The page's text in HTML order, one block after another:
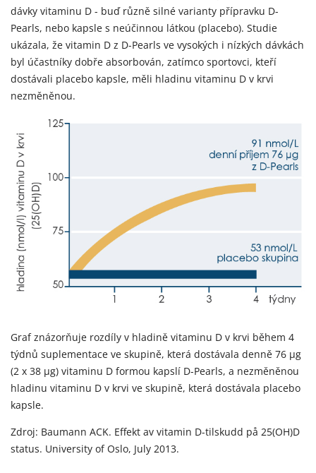
dávky vitaminu D - buď různě silné varianty přípravku D-
Pearls, nebo kapsle s neúčinnou látkou (placebo). Studie
ukázala, že vitamin D z D-Pearls ve vysokých i nízkých dávkách
byl účastníky dobře absorbován, zatímco sportovci, kteří
dostávali placebo kapsle, měli hladinu vitaminu D v krvi
nezměněnou.
Graf znázorňuje rozdíly v hladině vitaminu D v krvi během 4
týdnů suplementace ve skupině, která dostávala denně 76 µg
(2 x 38 µg) vitaminu D formou kapslí D-Pearls, a nezměněnou
hladinu vitaminu D v krvi ve skupině, která dostávala placebo
kapsle.
Zdroj: Baumann ACK. Effekt av vitamin D-tilskudd på 25(OH)D
status. University of Oslo, July 2013.